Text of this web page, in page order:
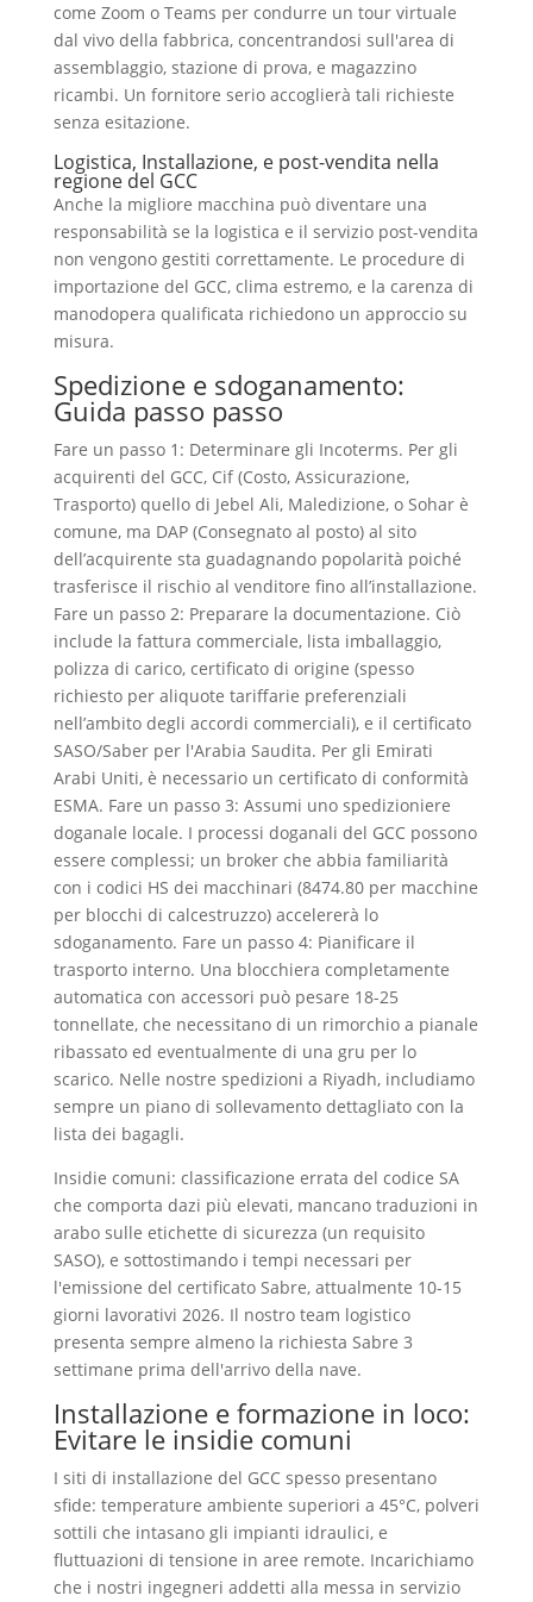
come Zoom o Teams per condurre un tour virtuale
dal vivo della fabbrica, concentrandosi sull'area di
assemblaggio, stazione di prova, e magazzino
ricambi. Un fornitore serio accoglierà tali richieste
senza esitazione.
Logistica, Installazione, e post-vendita nella
regione del GCC
Anche la migliore macchina può diventare una
responsabilità se la logistica e il servizio post-vendita
non vengono gestiti correttamente. Le procedure di
importazione del GCC, clima estremo, e la carenza di
manodopera qualificata richiedono un approccio su
misura.
Spedizione e sdoganamento:
Guida passo passo
Fare un passo 1: Determinare gli Incoterms. Per gli
acquirenti del GCC, Cif (Costo, Assicurazione,
Trasporto) quello di Jebel Ali, Maledizione, o Sohar è
comune, ma DAP (Consegnato al posto) al sito
dell’acquirente sta guadagnando popolarità poiché
trasferisce il rischio al venditore fino all’installazione.
Fare un passo 2: Preparare la documentazione. Ciò
include la fattura commerciale, lista imballaggio,
polizza di carico, certificato di origine (spesso
richiesto per aliquote tariffarie preferenziali
nell’ambito degli accordi commerciali), e il certificato
SASO/Saber per l'Arabia Saudita. Per gli Emirati
Arabi Uniti, è necessario un certificato di conformità
ESMA. Fare un passo 3: Assumi uno spedizioniere
doganale locale. I processi doganali del GCC possono
essere complessi; un broker che abbia familiarità
con i codici HS dei macchinari (8474.80 per macchine
per blocchi di calcestruzzo) accelererà lo
sdoganamento. Fare un passo 4: Pianificare il
trasporto interno. Una blocchiera completamente
automatica con accessori può pesare 18-25
tonnellate, che necessitano di un rimorchio a pianale
ribassato ed eventualmente di una gru per lo
scarico. Nelle nostre spedizioni a Riyadh, includiamo
sempre un piano di sollevamento dettagliato con la
lista dei bagagli.
Insidie ​​​​comuni: classificazione errata del codice SA
che comporta dazi più elevati, mancano traduzioni in
arabo sulle etichette di sicurezza (un requisito
SASO), e sottostimando i tempi necessari per
l'emissione del certificato Sabre, attualmente 10-15
giorni lavorativi 2026. Il nostro team logistico
presenta sempre almeno la richiesta Sabre 3
settimane prima dell'arrivo della nave.
Installazione e formazione in loco:
Evitare le insidie ​​​​comuni
I siti di installazione del GCC spesso presentano
sfide: temperature ambiente superiori a 45°C, polveri
sottili che intasano gli impianti idraulici, e
fluttuazioni di tensione in aree remote. Incarichiamo
che i nostri ingegneri addetti alla messa in servizio